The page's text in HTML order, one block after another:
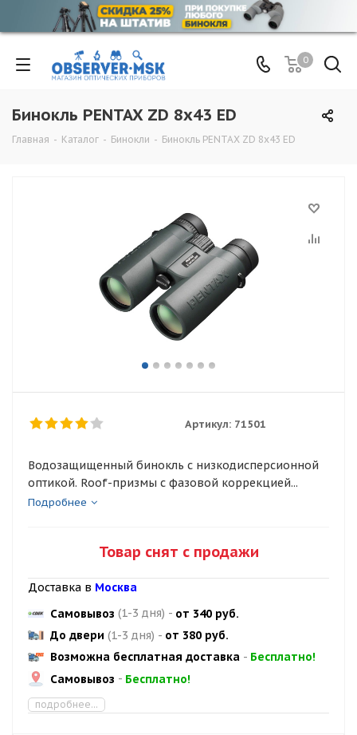
0
Бинокль PENTAX ZD 8x43 ED
Главная - Каталог - Бинокли - Бинокль PENTAX ZD 8x43 ED
Артикул: 71501
Водозащищенный бинокль с низкодисперсионной
оптикой. Roof-призмы с фазовой коррекцией...
Подробнее
Товар снят с продажи
Доставка в Москва
Самовывоз (1-3 дня) - от 340 руб.
До двери (1-3 дня) - от 380 руб.
Возможна бесплатная доставка - Бесплатно!
Самовывоз - Бесплатно!
подробнее...